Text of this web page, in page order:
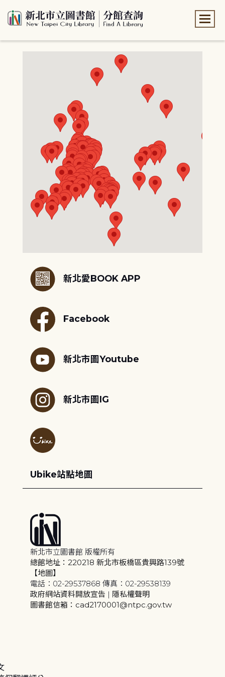
新北愛BOOK APP
Facebook
新北市圖Youtube
新北市圖IG
Ubike站點地圖
新北市立圖書館 版權所有
總館地址：220218 新北市板橋區貴興路139號
【地圖】
電話：02-29537868 傳真：02-29538139
政府網站資料開放宣告 | 隱私權聲明
圖書館信箱：cad2170001@ntpc.gov.tw